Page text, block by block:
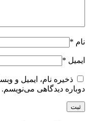
نام *
ایمیل *
ذخیره نام، ایمیل و
دوباره دیدگاهی می‌نویسم.